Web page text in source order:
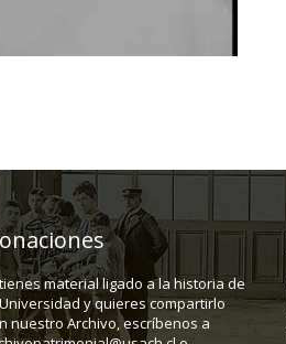
material ligado a la historia de
y quieres compartirlo
nuestro Archivo, escríbenos a